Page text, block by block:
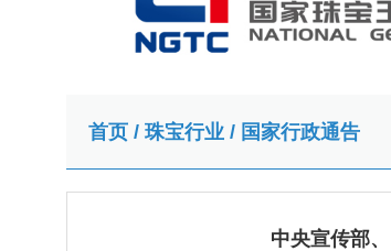
首页 / 珠宝行业 / 国家行政通告
中央宣传部